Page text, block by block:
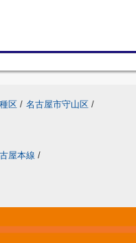
区 / 名古屋市守山区 /
屋本線 /